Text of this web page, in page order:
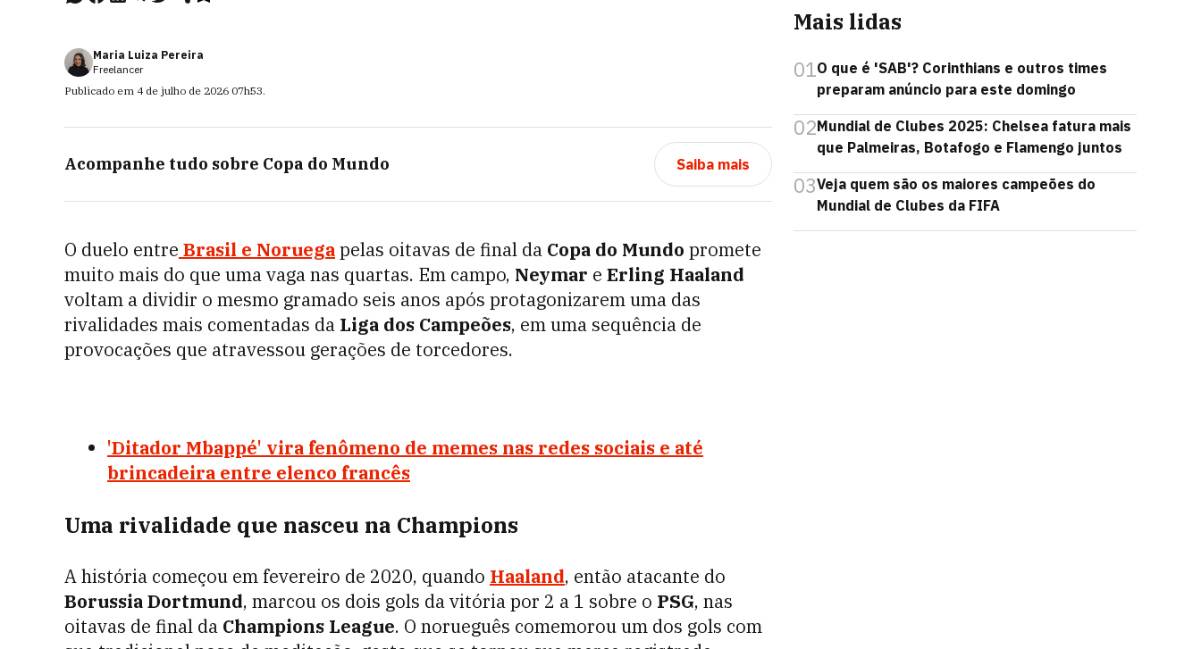
Maria Luiza Pereira
Freelancer
Publicado em 4 de julho de 2026 07h53.
Acompanhe tudo sobre Copa do Mundo Saiba mais
O duelo entre Brasil e Noruegapelas oitavas de final da Copa do Mundo promete
muito mais do que uma vaga nas quartas. Em campo, Neymar e Erling Haaland
voltam a dividir o mesmo gramado seis anos após protagonizarem uma das
rivalidades mais comentadas da Liga dos Campeões, em uma sequência de
provocações que atravessou gerações de torcedores.
'Ditador Mbappé' vira fenômeno de memes nas redes sociais e até
brincadeira entre elenco francês
Uma rivalidade que nasceu na Champions
A história começou em fevereiro de 2020, quando Haaland, então atacante do
Borussia Dortmund, marcou os dois gols da vitória por 2 a 1 sobre o PSG, nas
oitavas de final da Champions League. O norueguês comemorou um dos gols com
Mais lidas
01O que é 'SAB'? Corinthians e outros times
preparam anúncio para este domingo
02Mundial de Clubes 2025: Chelsea fatura mais
que Palmeiras, Botafogo e Flamengo juntos
03Veja quem são os maiores campeões do
Mundial de Clubes da FIFA